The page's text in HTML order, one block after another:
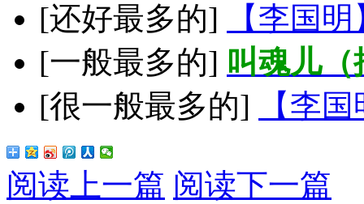
[还好最多的]
【李国
[一般最多的] 叫魂儿
[很一般最多的]
【李
阅读上一篇 阅读下一篇